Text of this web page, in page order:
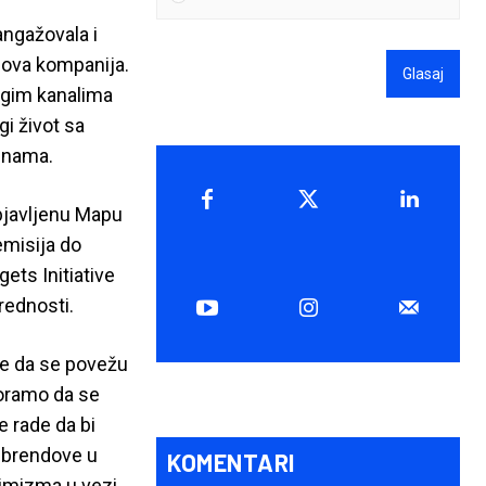
i
kompanija.
kanalima
život sa
Mapu
do
Initiative
da se povežu
da se
rade da bi
u
Glasaj
KOMENTARI